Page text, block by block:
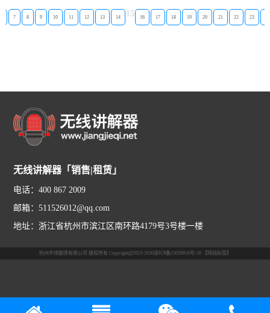
7 8 9 10 11 12 13 14 15 16 17 18 19 20 21 22 23
无线讲解器「销售|租赁」
电话：400 867 2009
邮箱：511526012@qq.com
地址：浙江省杭州市滨江区南环路4179号3号楼一楼
杭州中译翻译有限公司 版权所有 Copyright@2023-2030浙ICP备15039916号-10 【网站标签】